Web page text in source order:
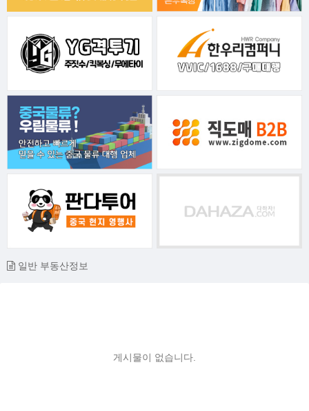
일반 부동산정보
게시물이 없습니다.